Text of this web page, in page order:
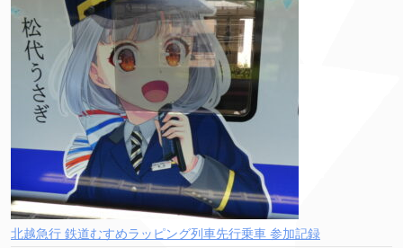
北越急行 鉄道むすめラッピング列車先行乗車 参加記録